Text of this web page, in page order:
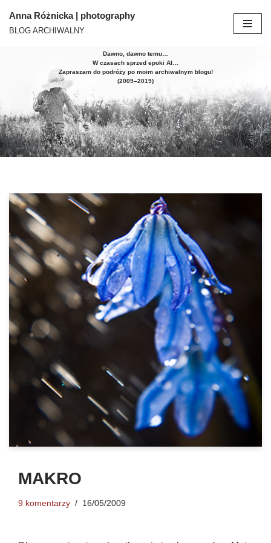
Przejdź
Anna Różnicka | photography
BLOG ARCHIWALNY
Dawno, dawno temu…
W czasach sprzed epoki AI…
Zapraszam do podróży po moim archiwalnym blogu!
(2009–2019)
MAKRO
9 komentarzy 16/05/2009